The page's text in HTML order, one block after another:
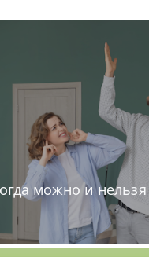
можно и